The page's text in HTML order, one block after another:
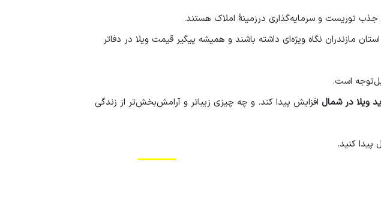
توریست و سرمایه‌گذاری درزمینهٔ املاک هستند.
مازندران نگاه ویژه‌ای داشته باشند و همیشه پیگیر قیمت ویلا در دفاتر
است.
ویلا در شمال افزایش پیدا کند. و چه چیزی زیباتر و آرامش‌بخش‌تر از زندگی
پیدا کنید.